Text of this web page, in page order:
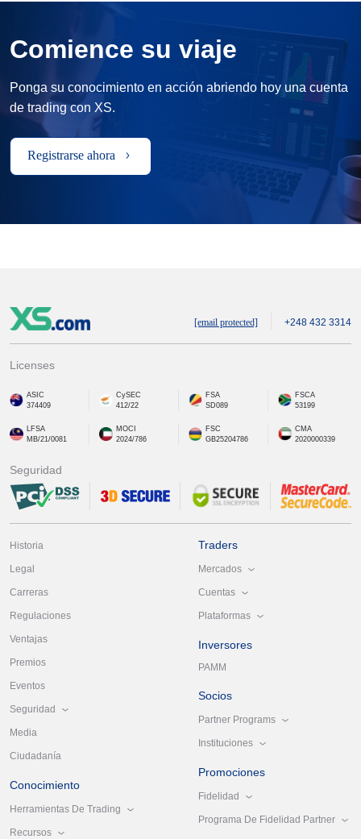
Comience su viaje
Ponga su conocimiento en acción abriendo hoy una cuenta
de trading con XS.
Registrarse ahora
[email protected] +248 432 3314
Licenses
ASIC
374409
CySEC
412/22
FSA
SD089
FSCA
53199
LFSA
MB/21/0081
MOCI
2024/786
FSC
GB25204786
CMA
2020000339
Seguridad
Historia
Legal
Carreras
Regulaciones
Ventajas
Premios
Eventos
Seguridad
Media
Ciudadanía
Conocimiento
Herramientas De Trading
Recursos
Traders
Mercados
Cuentas
Plataformas
Inversores
PAMM
Socios
Partner Programs
Instituciones
Promociones
Fidelidad
Programa De Fidelidad Partner